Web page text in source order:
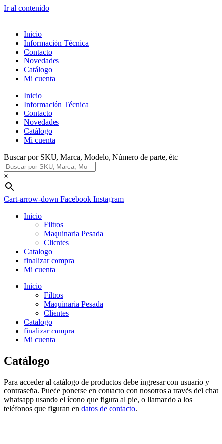
Ir al contenido
Inicio
Información Técnica
Contacto
Novedades
Catálogo
Mi cuenta
Inicio
Información Técnica
Contacto
Novedades
Catálogo
Mi cuenta
Buscar por SKU, Marca, Modelo, Número de parte, étc
×
Cart-arrow-down Facebook Instagram
Inicio
Filtros
Maquinaria Pesada
Clientes
Catalogo
finalizar compra
Mi cuenta
Inicio
Filtros
Maquinaria Pesada
Clientes
Catalogo
finalizar compra
Mi cuenta
Catálogo
Para acceder al catálogo de productos debe ingresar con usuario y
contraseña. Puede ponerse en contacto con nosotros a través del chat
whatsapp usando el ícono que figura al pie, o llamando a los
teléfonos que figuran en datos de contacto.